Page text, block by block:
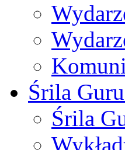
Śrila
Śrila